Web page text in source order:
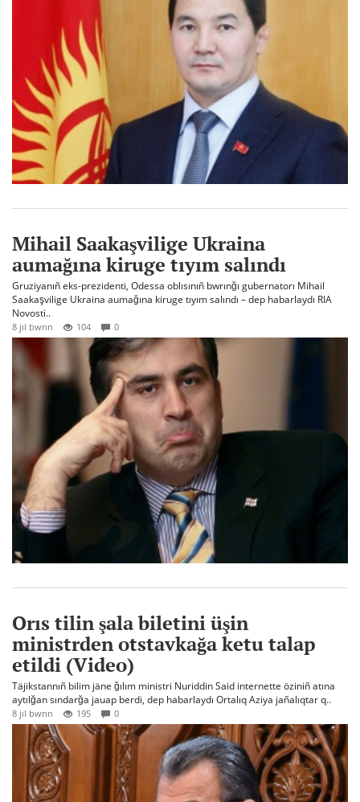
Mihail Saakaşvilige Ukraina
aumağına kiruge tıyım salındı
Gruziyanıñ eks-prezidenti, Odessa oblısınıñ bwrınğı gubernatorı Mihail
Saakaşvilige Ukraina aumağına kiruge tıyım salındı – dep habarlaydı RIA
Novosti..
8 jıl bwrın 104 0
Orıs tilin şala biletini üşin
ministrden otstavkağa ketu talap
etildi (Video)
Täjikstannıñ bilim jäne ğılım ministri Nuriddin Said internette öziniñ atına
aytılğan sındarğa jauap berdi, dep habarlaydı Ortalıq Aziya jañalıqtar q..
8 jıl bwrın 195 0